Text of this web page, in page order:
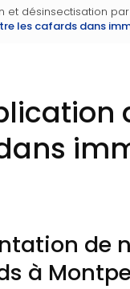
et désinsectisation
les cafards dans
de
à